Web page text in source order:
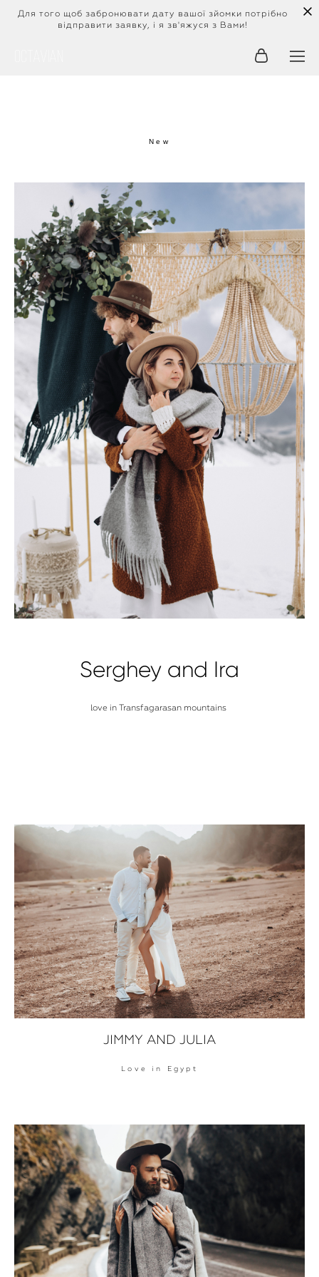
Для того щоб забронювати дату вашої зйомки потрібно
відправити заявку, і я зв'яжуся з Вами!
New
Serghey and Ira
love in Transfagarasan mountains
JIMMY AND JULIA
Love in Egypt